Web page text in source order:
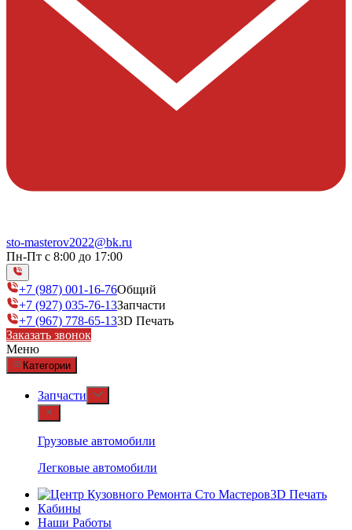
sto-masterov2022@bk.ru
Пн-Пт с 8:00 до 17:00
+7 (987) 001-16-76Общий
+7 (927) 035-76-13Запчасти
+7 (967) 778-65-133D Печать
Заказать звонок
Меню
Категории
Запчасти
Грузовые автомобили
Легковые автомобили
3D Печать
Кабины
Наши Работы